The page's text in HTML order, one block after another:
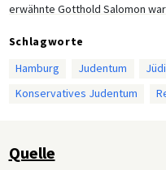
erwähnte Gotthold Salomon
Hamburger Tempel. Sowohl
die vom Hamburger
an die Öffentlichkeit. Geiger,
den Standpunkt, dass die
Überarbeitung ein Versuch
verbessern). Sowohl Geiger als
Schlagworte
Hamburg
Judentum
Konservatives Judentum
Quelle